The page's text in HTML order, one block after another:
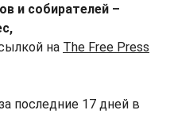
и собирателей –
на The Free Press
последние 17 дней в